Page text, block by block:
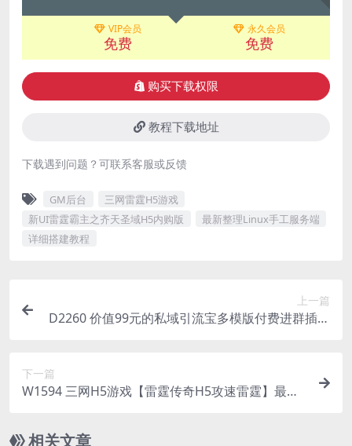
VIP会员
免费
永久会员
免费
购买下载权限
教程下载地址
下载遇到问题？可联系客服或反馈
GM后台
三网雷霆H5游戏
新UI雷霆霸主之齐天圣域H5内购版
最新整理Linux手工服务端
详细搭建教程
上一篇
D2260 价值99元的私域引流宝多模版付费进群插件
下一篇
W1594 三网H5游戏【雷霆传奇H5攻速雷霆】最新
品充值后台
相关文章